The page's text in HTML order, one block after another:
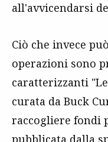
all'avvicendarsi
Ciò che invece
operazioni sono
caratterizzanti
curata da Buck
raccogliere fondi
pubblicata dalla